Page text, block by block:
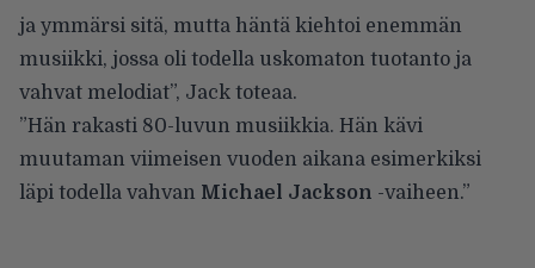
ja ymmärsi sitä, mutta häntä kiehtoi enemmän
musiikki, jossa oli todella uskomaton tuotanto ja
vahvat melodiat”, Jack toteaa.
”Hän rakasti 80-luvun musiikkia. Hän kävi
muutaman viimeisen vuoden aikana esimerkiksi
läpi todella vahvan Michael Jackson -vaiheen.”